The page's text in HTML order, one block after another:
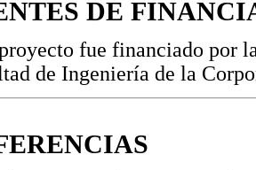
DE
fue financiado por
de Ingeniería de la